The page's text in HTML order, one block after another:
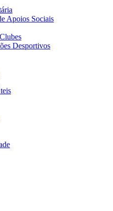
Apoios Sociais
Desportivos